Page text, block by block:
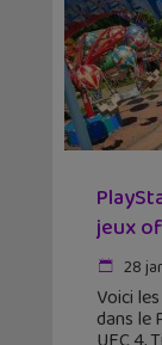
jeux
28
Voici
dans le